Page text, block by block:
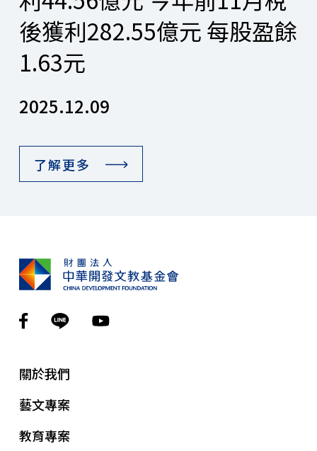
後獲利282.55億元 每股盈餘
1.63元
2025.12.09
了解更多
關於我們
藝文專案
教育專案